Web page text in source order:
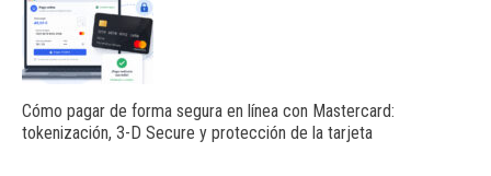
Cómo pagar de forma segura en línea con Mastercard:
tokenización, 3-D Secure y protección de la tarjeta